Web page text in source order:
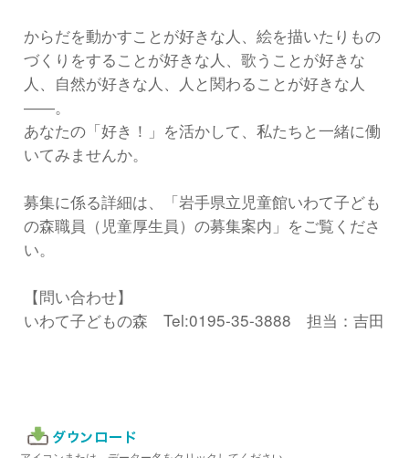
からだを動かすことが好きな人、絵を描いたりもの
づくりをすることが好きな人、歌うことが好きな
人、自然が好きな人、人と関わることが好きな人
――。
あなたの「好き！」を活かして、私たちと一緒に働
いてみませんか。
募集に係る詳細は、「岩手県立児童館いわて子ども
の森職員（児童厚生員）の募集案内」をご覧くださ
い。
【問い合わせ】
いわて子どもの森 Tel:0195-35-3888 担当：吉田